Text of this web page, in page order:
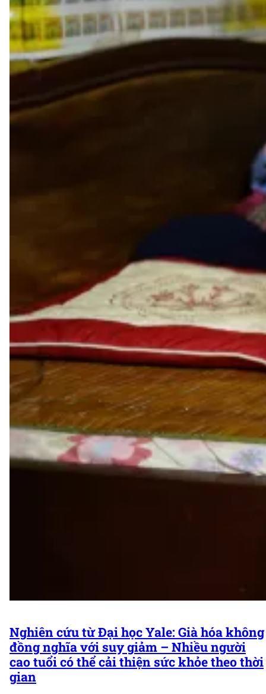
Nghiên cứu từ Đại học Yale: Già hóa không
đồng nghĩa với suy giảm – Nhiều người
cao tuổi có thể cải thiện sức khỏe theo thời
gian